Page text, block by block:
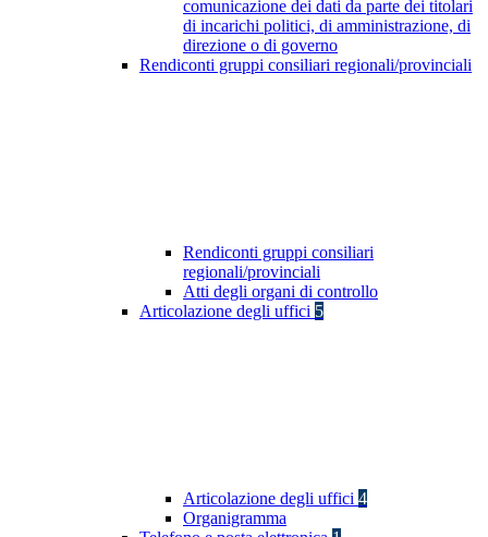
comunicazione dei dati da parte dei titolari
di incarichi politici, di amministrazione, di
direzione o di governo
Rendiconti gruppi consiliari regionali/provinciali
Rendiconti gruppi consiliari
regionali/provinciali
Atti degli organi di controllo
Articolazione degli uffici 5
Articolazione degli uffici 4
Organigramma